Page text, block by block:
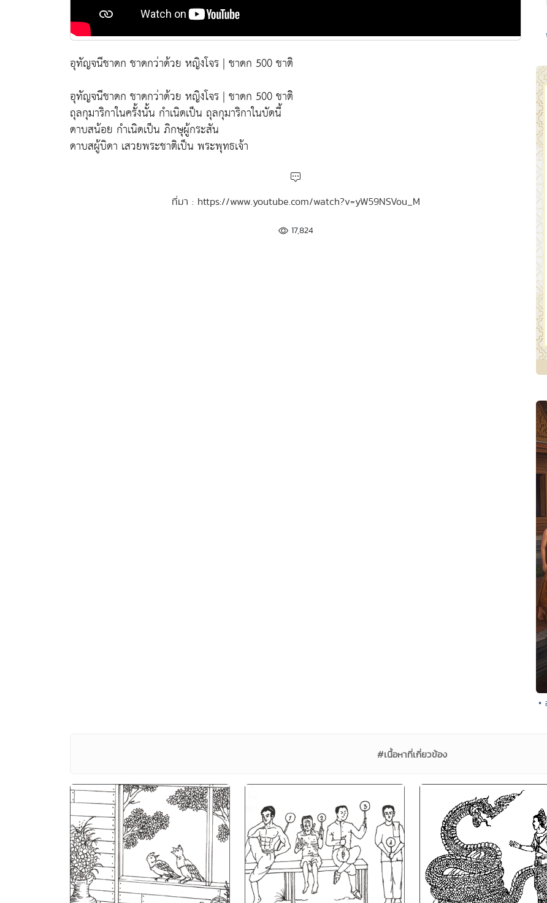
อุทัญจนีชาดก ชาดกว่าด้วย หญิงโจร | ชาดก 500 ชาติ
อุทัญจนีชาดก ชาดกว่าด้วย หญิงโจร | ชาดก 500 ชาติ
ถุลกุมาริกาในครั้งนั้น กำเนิดเป็น ถุลกุมาริกาในบัดนี้
ดาบสน้อย กำเนิดเป็น ภิกษุผู้กระสัน
ดาบสผู้บิดา เสวยพระชาติเป็น พระพุทธเจ้า
ที่มา : https://www.youtube.com/watch?v=yW59NSVou_M
17,824
•
#เนื้อหาที่เกี่ยวข้อง